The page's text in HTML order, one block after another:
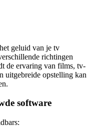
geluid van je tv
richtingen
de ervaring van films, tv-
uitgebreide opstelling kan
software